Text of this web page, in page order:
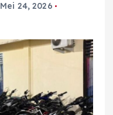
Mei 24, 2026